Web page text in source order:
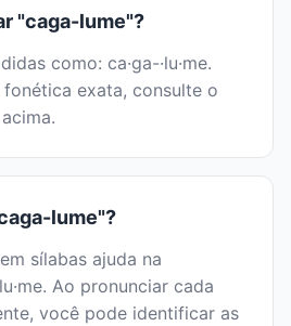
"caga-lume"?
como: ca·ga-·lu·me.
exata, consulte o
lume"?
sílabas ajuda na
Ao pronunciar cada
você pode identificar as